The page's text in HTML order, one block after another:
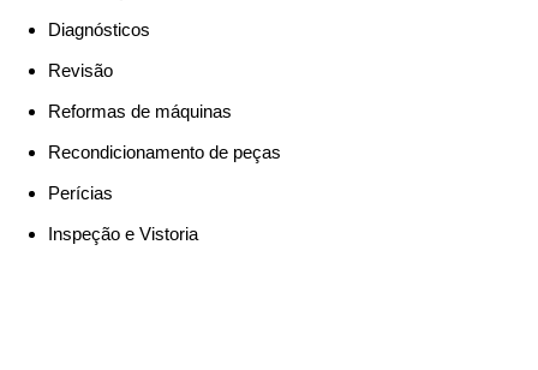
Diagnósticos
Revisão
Reformas de máquinas
Recondicionamento de peças
Perícias
Inspeção e Vistoria